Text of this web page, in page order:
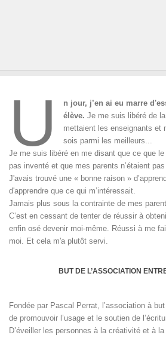
U
n jour, j’en ai eu marre
élève.Je me suis libéré de
mettaient les enseignants et
sois parmi les meilleurs...
Je me suis libéré en me disant que ce que
pas inventé et que mes parents n’étaient
J'avais trouvé une « bonne raison »
d'apprendre que ce qui m’intéressait.
Jamais plus sous la contrainte de mes
C’est en cessant de tenter de réussir à
enfin osé devenir moi-même. Réussi à me
moi. Et cela m'a plutôt servi.
BUT DE L’ASSOCIATION
Fondée par Pascal Perrat, l’association à
de promouvoir l’usage et le soutien de
D’éveiller les personnes à la créativité et à